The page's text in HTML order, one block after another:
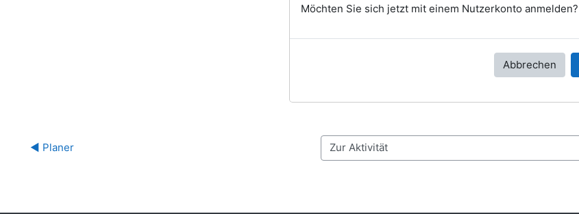
Möchten Sie sich jetzt mit einem Nutzerkonto anmelden?
Abbrechen
◀︎ Planer Zur Aktivität